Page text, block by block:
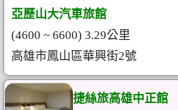
亞歷山大汽車旅館
(4600 ~ 6600) 3.29公里
高雄市鳳山區華興街2號
捷絲旅高雄中正館